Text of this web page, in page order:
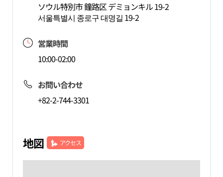
ソウル特別市 鐘路区 デミョンキル 19-2
서울특별시 종로구 대명길 19-2
営業時間
10:00-02:00
お問い合わせ
+82-2-744-3301
地図 アクセス